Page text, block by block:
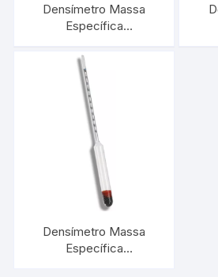
Densímetro Massa
Específica
INCOTERM 5587
Densímetro Massa
Específica